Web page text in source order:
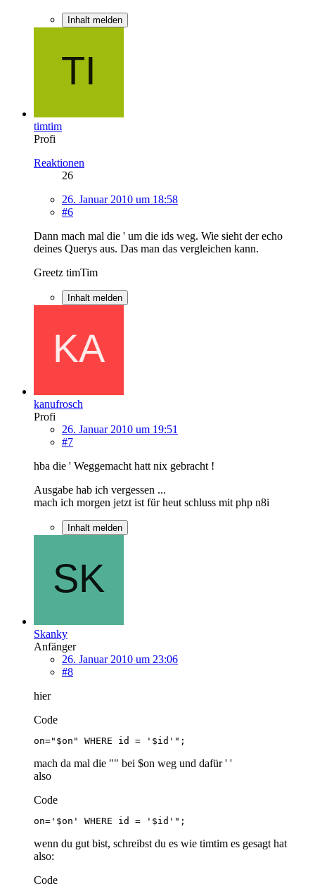
Inhalt melden
timtim
Profi
Reaktionen
26
26. Januar 2010 um 18:58
#6
Dann mach mal die ' um die ids weg. Wie sieht der echo
deines Querys aus. Das man das vergleichen kann.
Greetz timTim
Inhalt melden
kanufrosch
Profi
26. Januar 2010 um 19:51
#7
hba die ' Weggemacht hatt nix gebracht !
Ausgabe hab ich vergessen ...
mach ich morgen jetzt ist für heut schluss mit php n8i
Inhalt melden
Skanky
Anfänger
26. Januar 2010 um 23:06
#8
hier
Code
on="$on" WHERE id = '$id'";
mach da mal die "" bei $on weg und dafür ' '
also
Code
on='$on' WHERE id = '$id'";
wenn du gut bist, schreibst du es wie timtim es gesagt hat
also:
Code